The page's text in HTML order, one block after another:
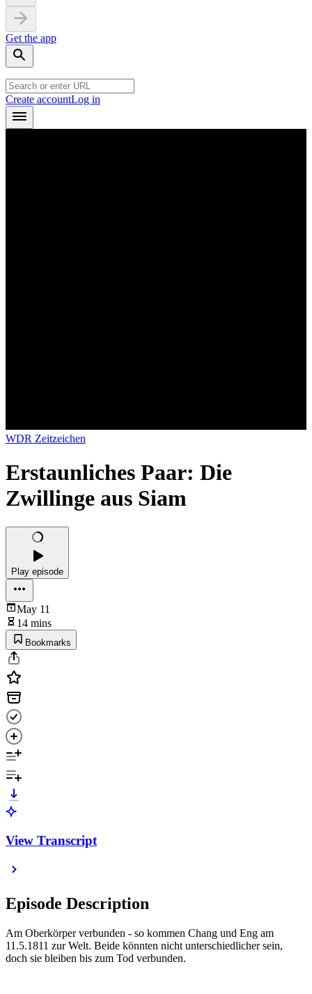
Get the app
Create accountLog in
WDR Zeitzeichen
Erstaunliches Paar: Die
Zwillinge aus Siam
Play episode
May 11
14 mins
Bookmarks
View Transcript
Episode Description
Am Oberkörper verbunden - so kommen Chang und Eng am
11.5.1811 zur Welt. Beide könnten nicht unterschiedlicher sein,
doch sie bleiben bis zum Tod verbunden.